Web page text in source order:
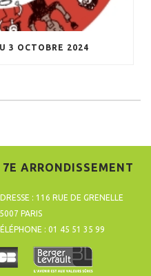
3 OCTOBRE 2024
ARRONDISSEMENT
: 116 RUE DE GRENELLE
PARIS
: 01 45 51 35 99